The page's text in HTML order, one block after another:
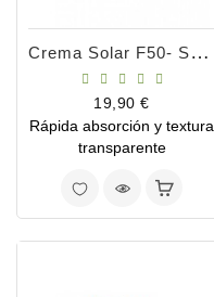
Crema Solar F50- Sport 150ml
Precio
19,90 €
Rápida absorción y textura
transparente